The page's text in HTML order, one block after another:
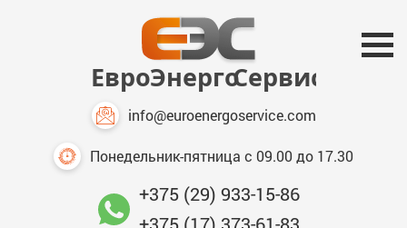
info@euroenergoservice.com
Понедельник-пятница с 09.00 до 17.30
+375 (29) 933-15-86